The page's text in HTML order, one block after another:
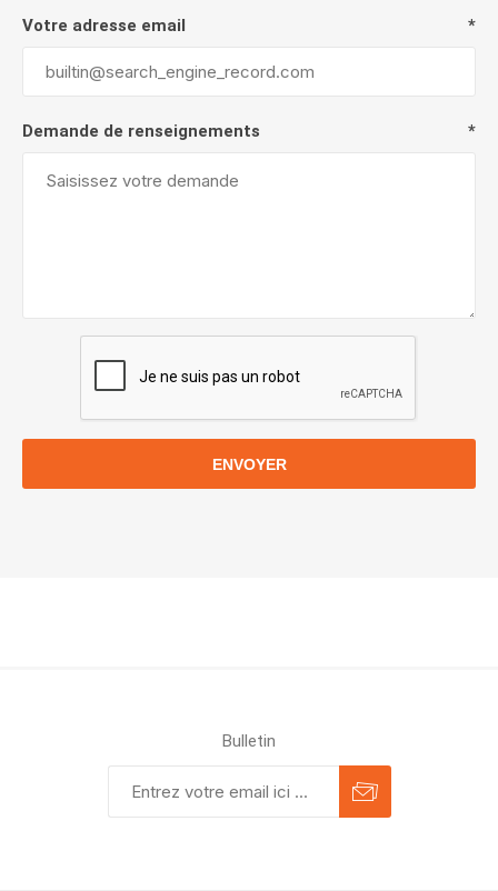
Votre adresse email *
Demande de renseignements *
ENVOYER
Bulletin